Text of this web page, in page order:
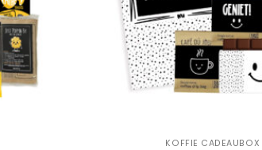
KOFFIE CADEAUBOX